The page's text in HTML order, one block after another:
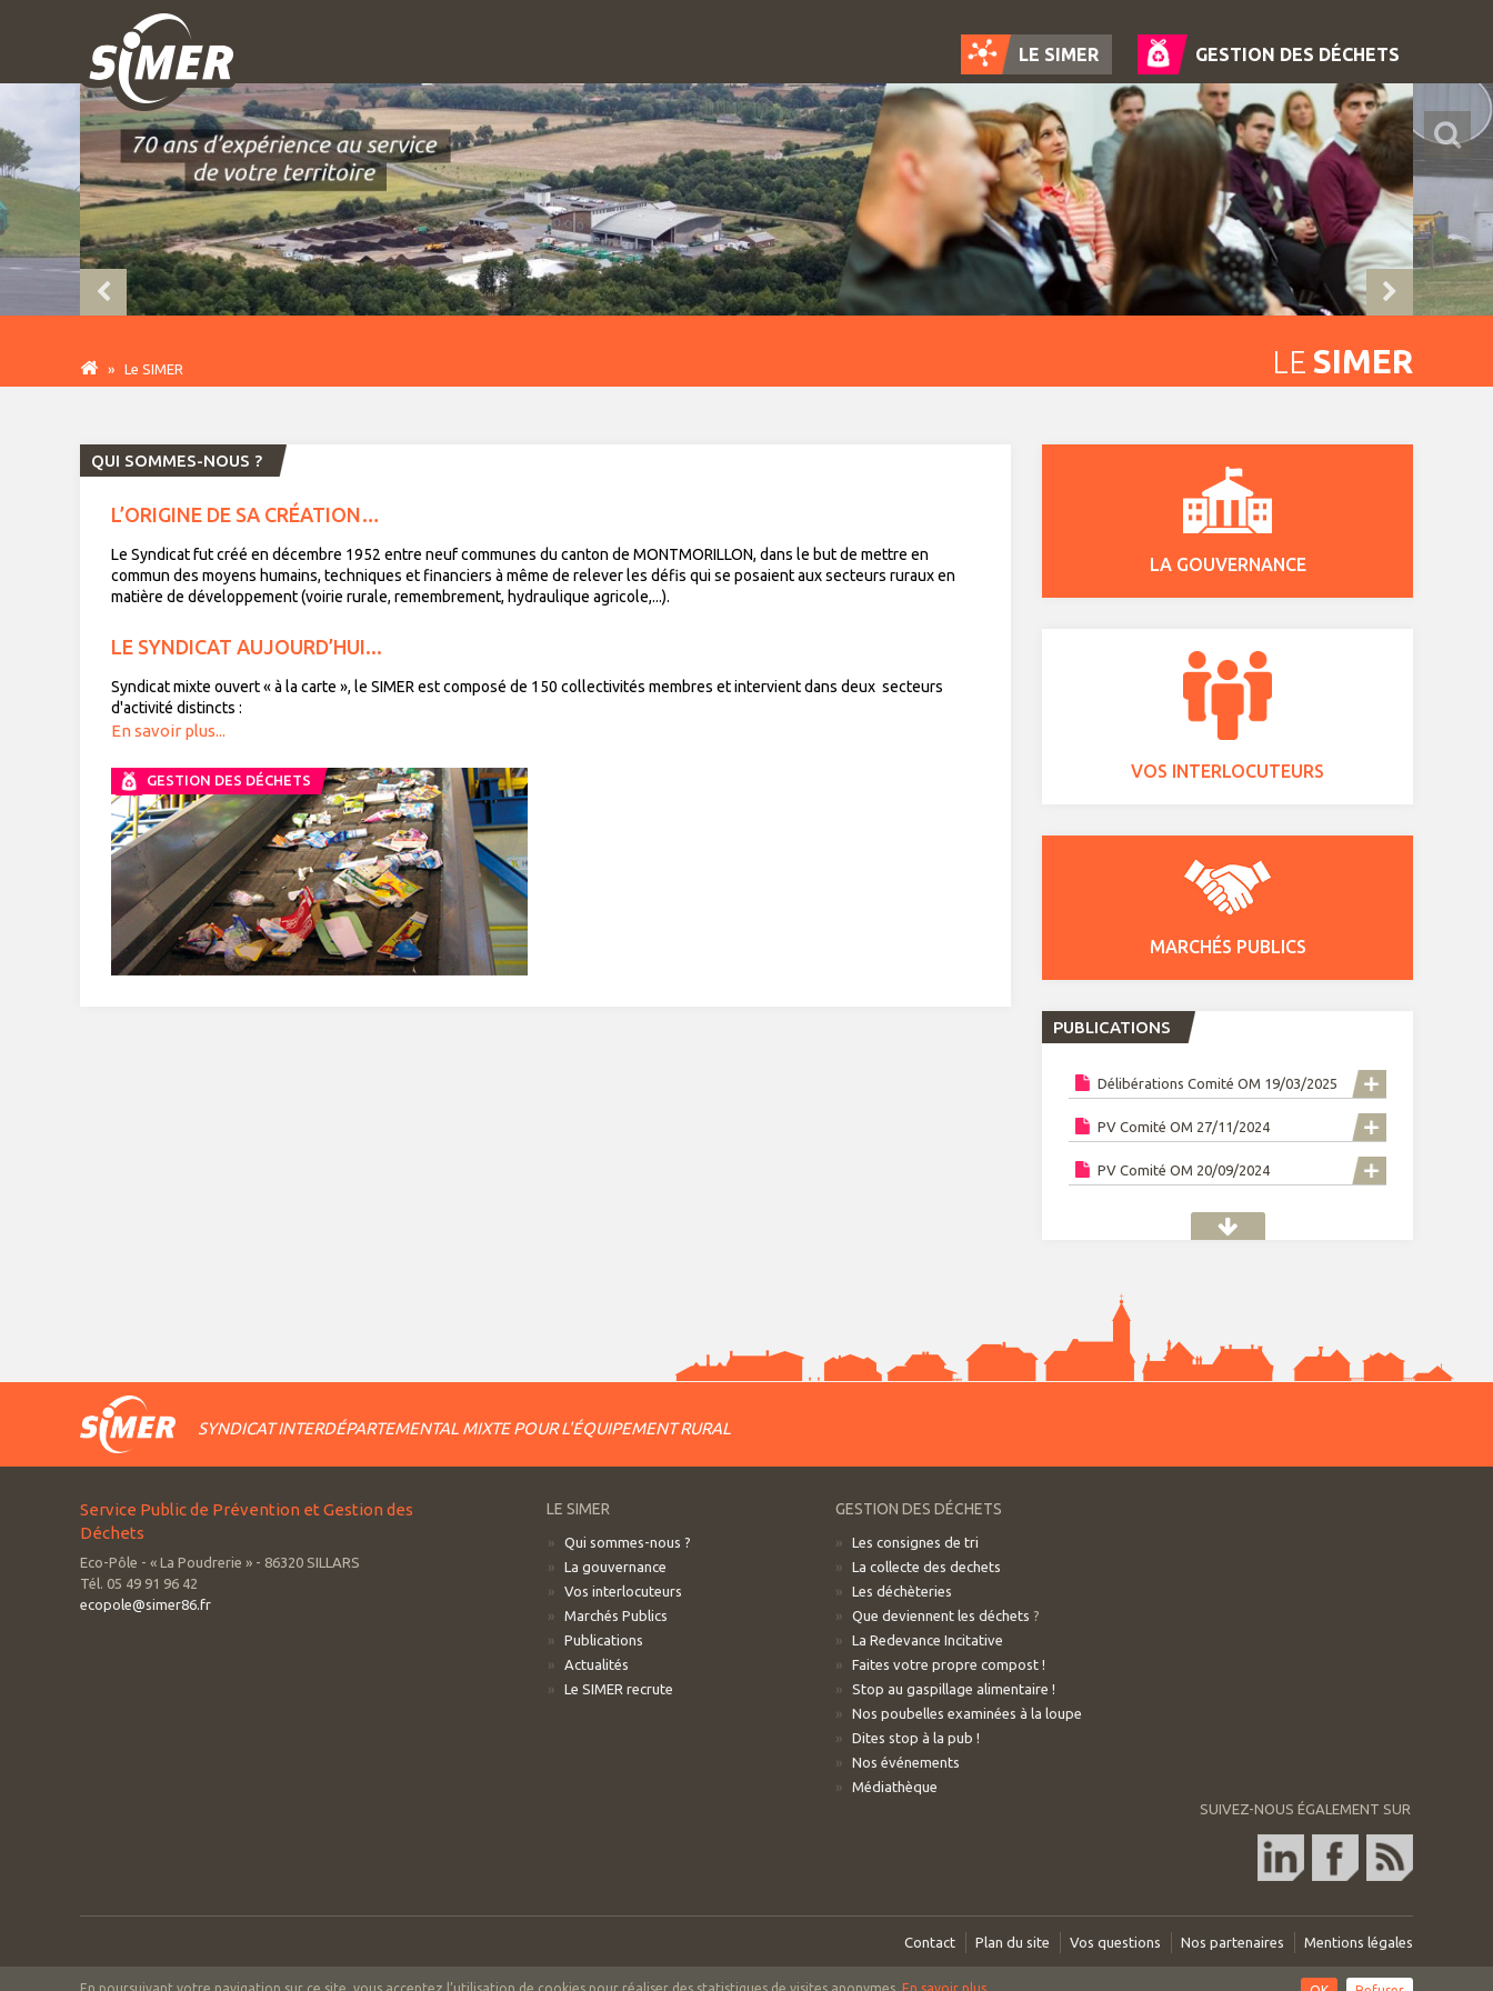
LE SIMER GESTION DES DÉCHETS
» Le SIMER LE SIMER
QUI SOMMES-NOUS ?
L’ORIGINE DE SA CRÉATION…
Le Syndicat fut créé en décembre 1952 entre neuf communes du canton de MONTMORILLON, dans le but de mettre en
commun des moyens humains, techniques et financiers à même de relever les défis qui se posaient aux secteurs ruraux en
matière de développement (voirie rurale, remembrement, hydraulique agricole,...).
LE SYNDICAT AUJOURD’HUI...
Syndicat mixte ouvert « à la carte », le SIMER est composé de 150 collectivités membres et intervient dans deux secteurs
d'activité distincts :
En savoir plus...
GESTION DES DÉCHETS
LA GOUVERNANCE
VOS INTERLOCUTEURS
MARCHÉS PUBLICS
PUBLICATIONS
Délibérations Comité OM 19/03/2025
PV Comité OM 27/11/2024
PV Comité OM 20/09/2024
SYNDICAT INTERDÉPARTEMENTAL MIXTE POUR L'ÉQUIPEMENT RURAL
Service Public de Prévention et Gestion des
Déchets
Eco-Pôle - « La Poudrerie » - 86320 SILLARS
Tél. 05 49 91 96 42
ecopole@simer86.fr
LE SIMER
Qui sommes-nous ?
La gouvernance
Vos interlocuteurs
Marchés Publics
Publications
Actualités
Le SIMER recrute
GESTION DES DÉCHETS
Les consignes de tri
La collecte des dechets
Les déchèteries
Que deviennent les déchets ?
La Redevance Incitative
Faites votre propre compost !
Stop au gaspillage alimentaire !
Nos poubelles examinées à la loupe
Dites stop à la pub !
Nos événements
Médiathèque
SUIVEZ-NOUS ÉGALEMENT SUR
Contact Plan du site Vos questions Nos partenaires Mentions légales